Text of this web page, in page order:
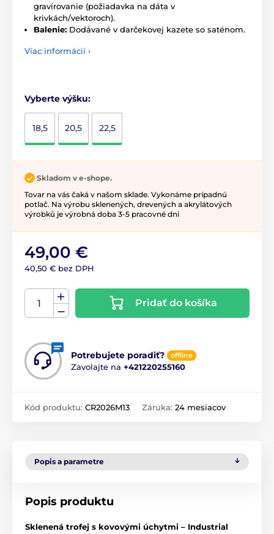
gravírovanie (požiadavka na dáta v
krivkách/vektoroch).
Balenie: Dodávané v darčekovej kazete so saténom.
Viac informácií ›
Vyberte výšku:
18,5 20,5 22,5
Skladom v e-shope.
Tovar na vás čaká v našom sklade. Vykonáme prípadnú
potlač. Na výrobu sklenených, drevených a akrylátových
výrobků je výrobná doba 3-5 pracovné dni
49,00 €
40,50 € bez DPH
Pridať do košíka
Potrebujete poradiť? offline
Zavolajte na +421220255160
Kód produktu: CR2026M13 Záruka: 24 mesiacov
Popis a parametre
Popis produktu
Sklenená trofej s kovovými úchytmi – Industrial